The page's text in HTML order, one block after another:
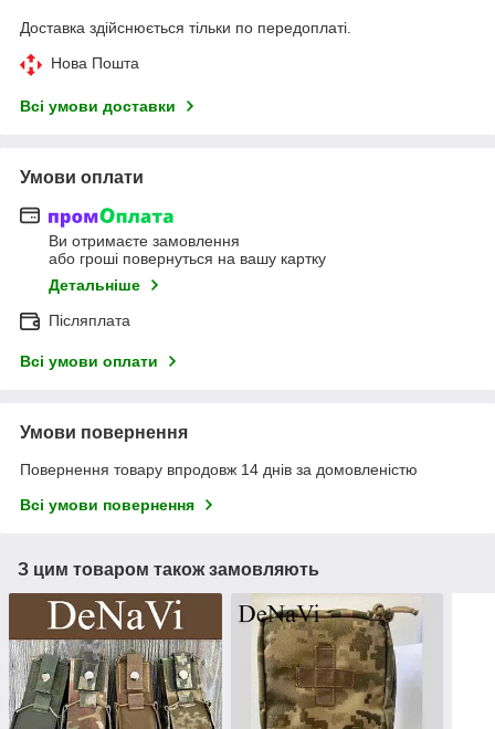
Доставка здійснюється тільки по передоплаті.
Нова Пошта
Всі умови доставки
Умови оплати
Ви отримаєте замовлення
або гроші повернуться на вашу картку
Детальніше
Післяплата
Всі умови оплати
Умови повернення
Повернення товару впродовж 14 днів за домовленістю
Всі умови повернення
З цим товаром також замовляють